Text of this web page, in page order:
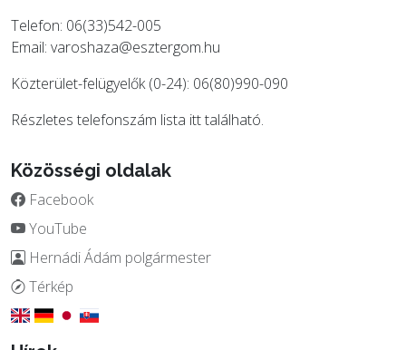
Telefon: 06(33)542-005
Email: varoshaza@esztergom.hu
Közterület-felügyelők (0-24): 06(80)990-090
Részletes telefonszám lista itttalálható.
Közösségi oldalak
Facebook
YouTube
Hernádi Ádám polgármester
Térkép